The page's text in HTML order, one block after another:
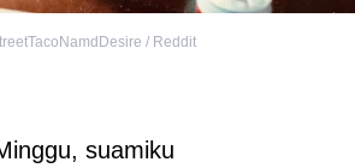
/ Reddit
suamiku